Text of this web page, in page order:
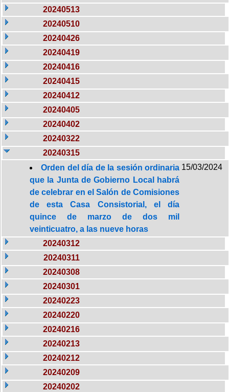
20240513
20240510
20240426
20240419
20240416
20240415
20240412
20240405
20240402
20240322
20240315
Orden del día de la sesión ordinaria
que la Junta de Gobierno Local habrá
de celebrar en el Salón de Comisiones
de esta Casa Consistorial, el día
quince de marzo de dos mil
veinticuatro, a las nueve horas
15/03/2024
20240312
20240311
20240308
20240301
20240223
20240220
20240216
20240213
20240212
20240209
20240202